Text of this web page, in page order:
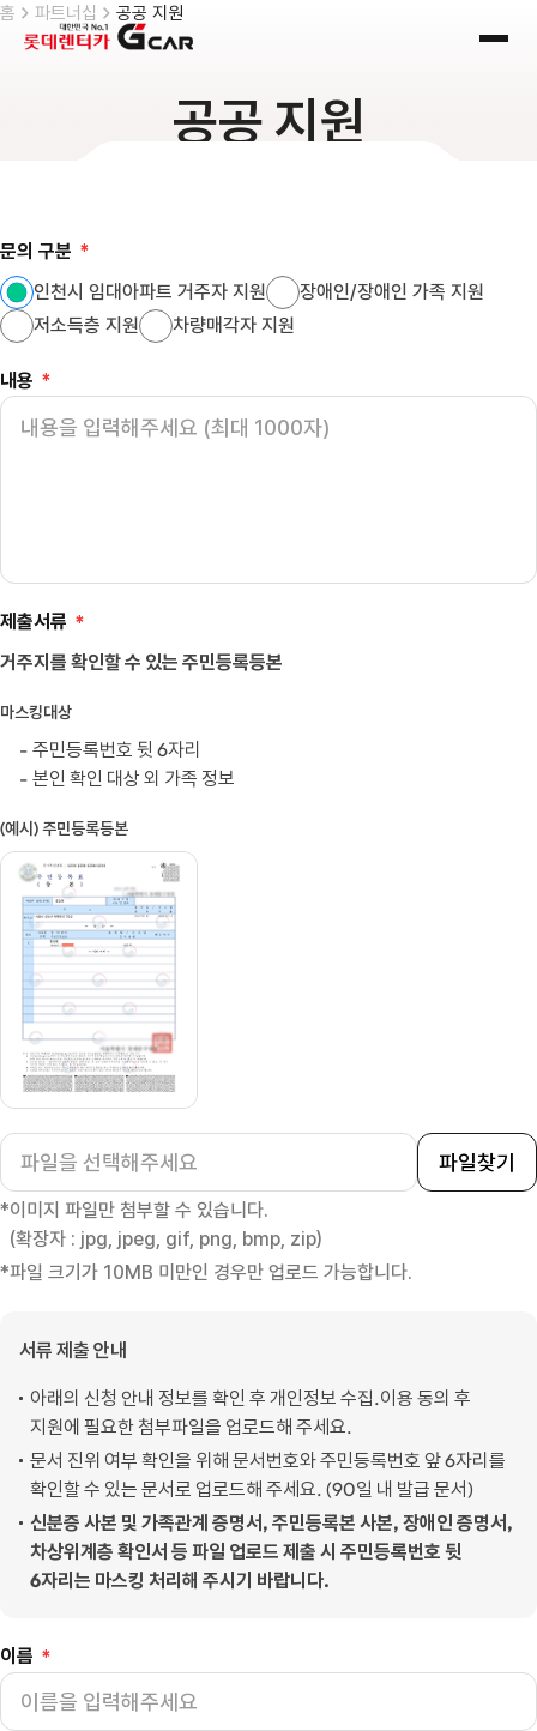
skip navigation
전체
홈 파트너십 공공 지원
공공 지원
문의 구분 *
인천시 임대아파트 거주자 지원
장애인/장애인 가족 지원
저소득층 지원
차량매각자 지원
내용 *
제출서류 *
거주지를 확인할 수 있는 주민등록등본
마스킹대상
주민등록번호 뒷 6자리
본인 확인 대상 외 가족 정보
(예시) 주민등록등본
파일찾기
이미지 파일만 첨부할 수 있습니다.
(확장자 : jpg, jpeg, gif, png, bmp, zip)
파일 크기가 10MB 미만인 경우만 업로드 가능합니다.
서류 제출 안내
아래의 신청 안내 정보를 확인 후 개인정보 수집.이용 동의 후
지원에 필요한 첨부파일을 업로드해 주세요.
문서 진위 여부 확인을 위해 문서번호와 주민등록번호 앞 6자리를
확인할 수 있는 문서로 업로드해 주세요. (90일 내 발급 문서)
신분증 사본 및 가족관계 증명서, 주민등록본 사본, 장애인 증명서,
차상위계층 확인서 등 파일 업로드 제출 시 주민등록번호 뒷
6자리는 마스킹 처리해 주시기 바랍니다.
이름 *